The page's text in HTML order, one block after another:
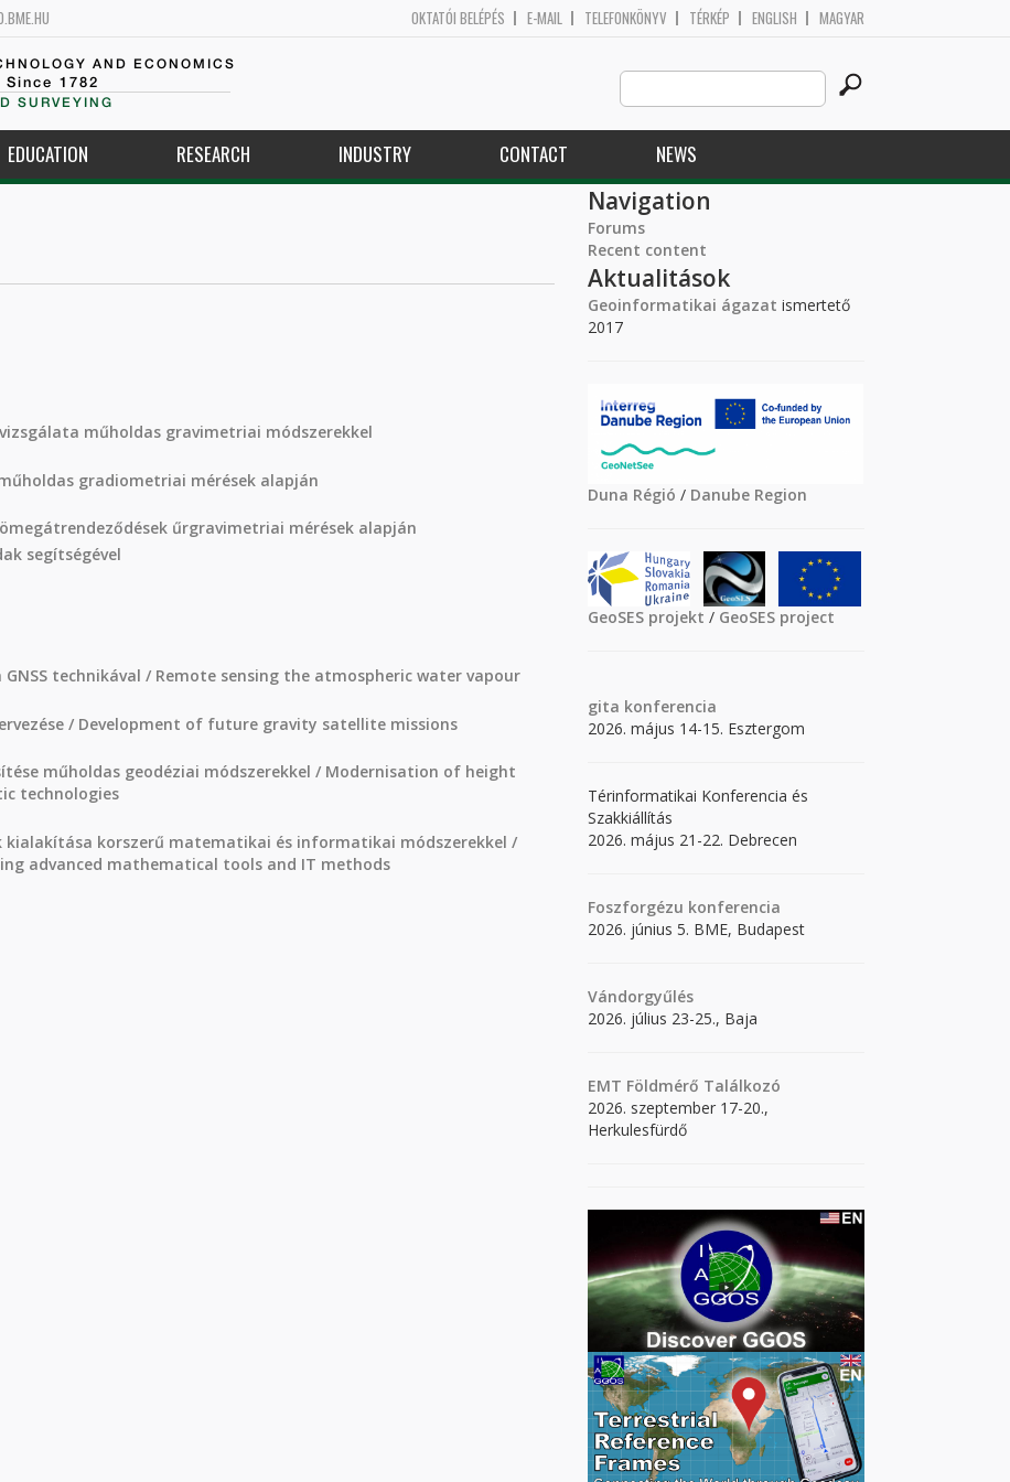
OKTATÓI BELÉPÉS E-MAIL TELEFONKÖNYV TÉRKÉP ENGLISH MAGYAR
AND ECONOMICS
1782
SURVEYING
Search
this
site
EDUCATION RESEARCH INDUSTRY CONTACT NEWS
műholdas gravimetriai módszerekkel
gradiometriai mérések alapján
űrgravimetriai mérések alapján
segítségével
technikával / Remote sensing the atmospheric water vapour
/ Development of future gravity satellite missions
műholdas geodéziai módszerekkel / Modernisation of height
technologies
korszerű matematikai és informatikai módszerekkel /
advanced mathematical tools and IT methods
Navigation
Forums
Recent content
Aktualitások
Geoinformatikai ágazat ismertető
2017
Duna Régió / Danube Region
GeoSES projekt / GeoSES project
gita konferencia
2026. május 14-15. Esztergom
Térinformatikai Konferencia és
Szakkiállítás
2026. május 21-22. Debrecen
Foszforgézu konferencia
2026. június 5. BME, Budapest
Vándorgyűlés
2026. július 23-25., Baja
EMT Földmérő Találkozó
2026. szeptember 17-20.,
Herkulesfürdő